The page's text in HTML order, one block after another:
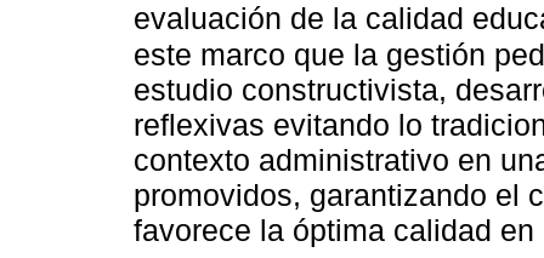
evaluación de la calidad
este marco que la gestión
estudio constructivista,
reflexivas evitando lo
contexto administrativo en
promovidos, garantizando el
favorece la óptima calidad